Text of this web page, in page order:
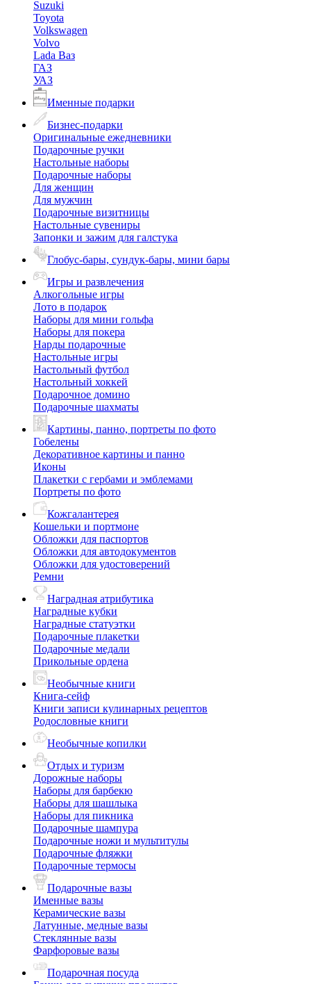
Suzuki
Toyota
Volkswagen
Volvo
Lada Ваз
ГАЗ
УАЗ
Именные подарки
Бизнес-подарки
Оригинальные ежедневники
Подарочные ручки
Настольные наборы
Подарочные наборы
Для женщин
Для мужчин
Подарочные визитницы
Настольные сувениры
Запонки и зажим для галстука
Глобус-бары, сундук-бары, мини бары
Игры и развлечения
Алкогольные игры
Лото в подарок
Наборы для мини гольфа
Наборы для покера
Нарды подарочные
Настольные игры
Настольный футбол
Настольный хоккей
Подарочное домино
Подарочные шахматы
Картины, панно, портреты по фото
Гобелены
Декоративное картины и панно
Иконы
Плакетки с гербами и эмблемами
Портреты по фото
Кожгалантерея
Кошельки и портмоне
Обложки для паспортов
Обложки для автодокументов
Обложки для удостоверений
Ремни
Наградная атрибутика
Наградные кубки
Наградные статуэтки
Подарочные плакетки
Подарочные медали
Прикольные ордена
Необычные книги
Книга-сейф
Книги записи кулинарных рецептов
Родословные книги
Необычные копилки
Отдых и туризм
Дорожные наборы
Наборы для барбекю
Наборы для шашлыка
Наборы для пикника
Подарочные шампура
Подарочные ножи и мультитулы
Подарочные фляжки
Подарочные термосы
Подарочные вазы
Именные вазы
Керамические вазы
Латунные, медные вазы
Стеклянные вазы
Фарфоровые вазы
Подарочная посуда